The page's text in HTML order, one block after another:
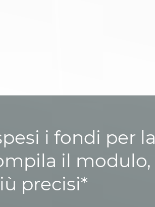
i fondi per la
il modulo,
precisi*